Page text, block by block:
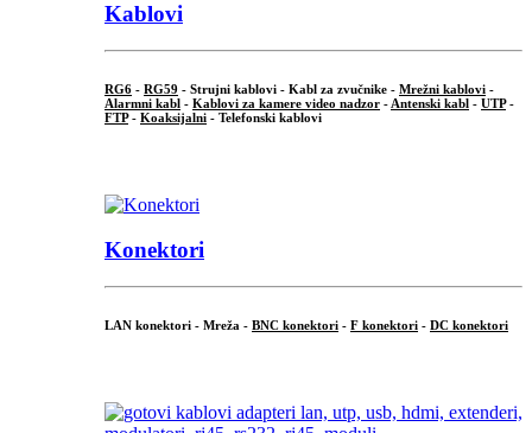
Kablovi
RG6 - RG59 - Strujni kablovi - Kabl za zvučnike - Mrežni kablovi -
Alarmni kabl - Kablovi za kamere video nadzor - Antenski kabl - UTP-
FTP- Koaksijalni - Telefonski kablovi
Konektori
LAN konektori - Mreža - BNC konektori - F konektori - DC konektori